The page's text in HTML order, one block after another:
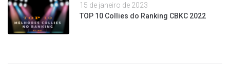
15 de janeiro de 2023
TOP 10 Collies do Ranking CBKC 2022